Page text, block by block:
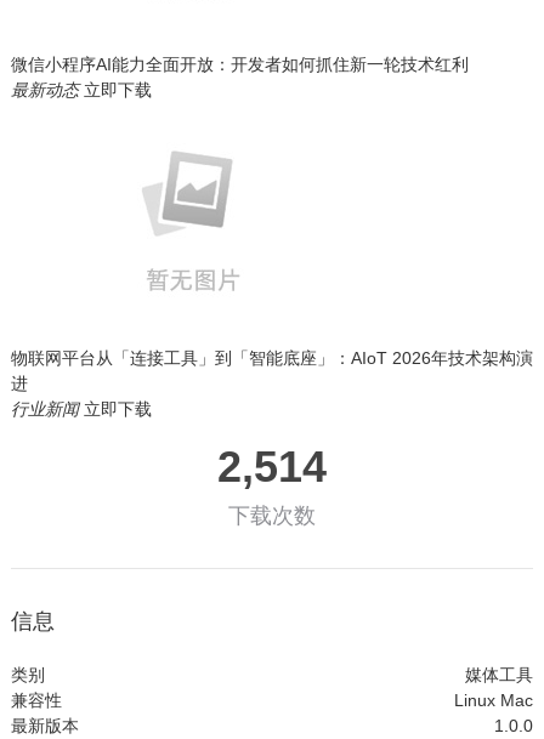
微信小程序AI能力全面开放：开发者如何抓住新一轮技术红利
最新动态 立即下载
物联网平台从「连接工具」到「智能底座」：AIoT 2026年技术架构演
进
行业新闻 立即下载
2,514
下载次数
信息
类别
媒体工具
兼容性
Linux Mac
最新版本
1.0.0